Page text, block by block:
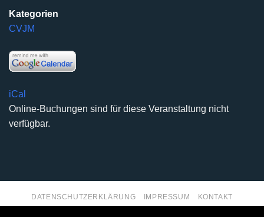
Kategorien
CVJM
iCal
Online-Buchungen sind für diese Veranstaltung nicht
verfügbar.
DATENSCHUTZERKLÄRUNG IMPRESSUM KONTAKT